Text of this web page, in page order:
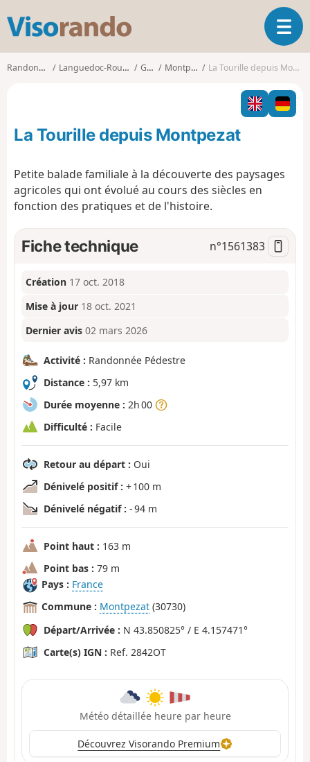
s
o
o
O
u
v
i
r
l
v
t
Randonnées Languedoc-Roussillon Gard Montpezat La Tourille depuis Montpezat
La Tourille depuis Montpezat
Petite balade familiale à la découverte des paysages
agricoles qui ont évolué au cours des siècles en
fonction des pratiques et de l'histoire.
Fiche technique n°1561383
Création 17 oct. 2018
Mise à jour 18 oct. 2021
Dernier avis 02 mars 2026
Activité : Randonnée Pédestre
Distance : 5,97 km
Durée moyenne : 2h 00
Difficulté : Facile
Retour au départ : Oui
Dénivelé positif : + 100 m
Dénivelé négatif : - 94 m
Point haut : 163 m
Point bas : 79 m
Pays : France
Commune : Montpezat (30730)
Départ/Arrivée : N 43.850825° / E 4.157471°
Carte(s) IGN : Ref. 2842OT
Météo détaillée heure par heure
Découvrez Visorando Premium